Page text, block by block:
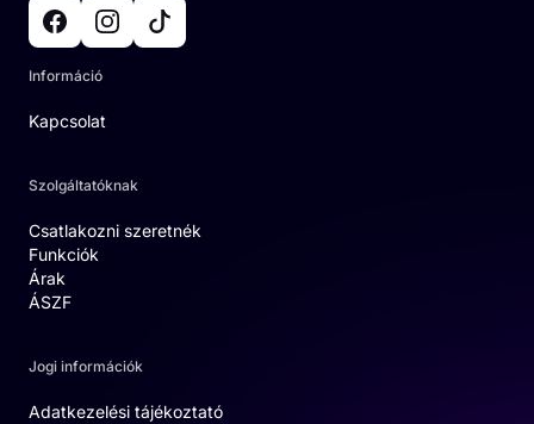
Információ
Kapcsolat
Szolgáltatóknak
Csatlakozni szeretnék
Funkciók
Árak
ÁSZF
Jogi információk
Adatkezelési tájékoztató